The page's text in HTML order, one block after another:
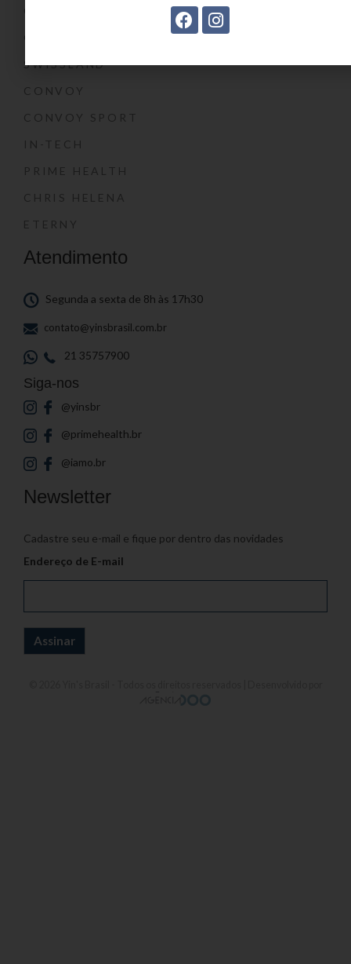
SWISSLAND
CONVOY
CONVOY SPORT
IN-TECH
PRIME HEALTH
CHRIS HELENA
ETERNY
Atendimento
Segunda a sexta de 8h às 17h30
contato@yinsbrasil.com.br
21 35757900
Siga-nos
@yinsbr
@primehealth.br
@iamo.br
Newsletter
Cadastre seu e-mail e fique por dentro das novidades
Endereço de E-mail